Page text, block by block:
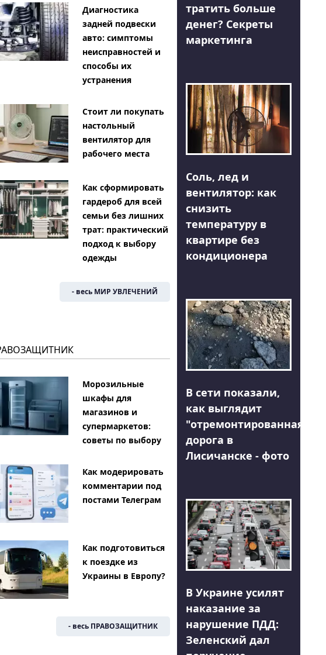
Диагностика
задней подвески
авто: симптомы
неисправностей и
способы их
устранения
Стоит ли покупать
настольный
вентилятор для
рабочего места
Как сформировать
гардероб для всей
семьи без лишних
трат: практический
подход к выбору
одежды
- весь МИР УВЛЕЧЕНИЙ
Морозильные
шкафы для
магазинов и
супермаркетов:
советы по выбору
Как модерировать
комментарии под
постами Телеграм
Как подготовиться
к поездке из
Украины в Европу?
- весь ПРАВОЗАЩИТНИК
тратить больше
денег? Секреты
маркетинга
Соль, лед и
вентилятор: как
снизить
температуру в
квартире без
кондиционера
В сети показали,
как выглядит
"отремонтированная"
дорога в
Лисичанске - фото
В Украине усилят
наказание за
нарушение ПДД:
Зеленский дал